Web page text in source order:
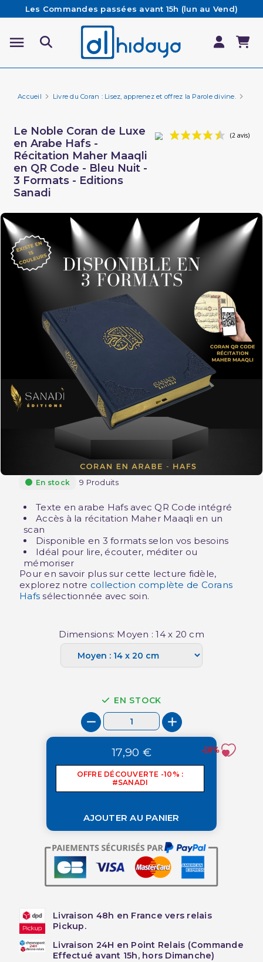
Les Commandes passées avant 15h (lun au Vend)
sont préparées et expédiées le jour même
Besoin d'aide ? Retrouvez notre FAQ
Livraison offerte à partir de 65€ d'achat*
Accueil Livre du Coran : Lisez, apprenez et offrez la Parole divine.
Le Noble Coran de Luxe
en Arabe Hafs -
Récitation Maher Maaqli
en QR Code - Bleu Nuit -
3 Formats - Editions
Sanadi
En stock 9 Produits
Texte en arabe Hafs avec QR Code intégré
Accès à la récitation Maher Maaqli en un
scan
Disponible en 3 formats selon vos besoins
Idéal pour lire, écouter, méditer ou
mémoriser
Pour en savoir plus sur cette lecture fidèle,
explorez notre collection complète de Corans
Hafs sélectionnée avec soin.
Dimensions: Moyen : 14 x 20 cm
EN STOCK
17,90 €
OFFRE DÉCOUVERTE -10% :
#SANADI
-10%
AJOUTER AU PANIER
Livraison 48h en France vers relais
Pickup.
Livraison 24H en Point Relais (Commande
Effectué avant 15h, hors Dimanche)